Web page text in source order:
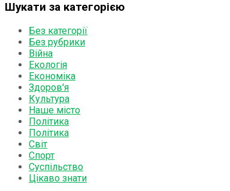
Шукати за категорією
Без категорії
Без рубрики
Війна
Екологія
Економіка
Здоров'я
Культура
Наше місто
Політика
Політика
Світ
Спорт
Суспільство
Цікаво знати